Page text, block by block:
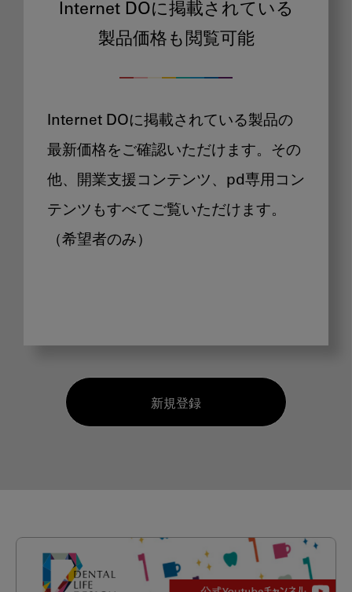
Internet DOに掲載されている
製品価格も閲覧可能
Internet DOに掲載されている製品の
最新価格をご確認いただけます。その
他、開業支援コンテンツ、pd専用コン
テンツもすべてご覧いただけます。
（希望者のみ）
新規登録